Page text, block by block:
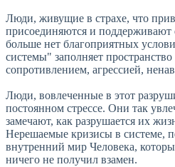
Люди, живущие в страхе, что
присоединяются и поддерживают
больше нет благоприятных
системы" заполняет
сопротивлением, агрессией,
Люди, вовлеченные в этот
постоянном стрессе. Они так
замечают, как разрушается их
Нерешаемые кризисы в системе,
внутренний мир Человека,
ничего не получил взамен.